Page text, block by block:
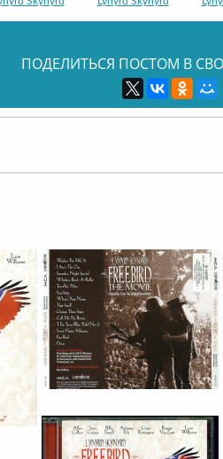
Skynyrd Lynyrd Skynyrd
Skynyrd Lynyrd Skynyrd
ПОДЕЛИТЬСЯ ПОСТОМ В